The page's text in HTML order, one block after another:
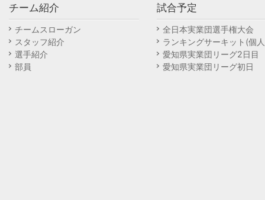
チーム紹介
チームスローガン
スタッフ紹介
選手紹介
部員
試合予定
全日本実業団選手権大会
ランキングサーキット(個
愛知県実業団リーグ2日目
愛知県実業団リーグ初日